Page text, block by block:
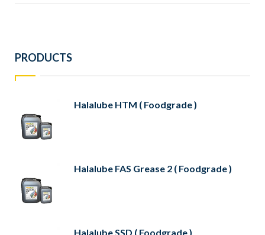
PRODUCTS
Halalube HTM ( Foodgrade )
Halalube FAS Grease 2 ( Foodgrade )
Halalube SSD ( Foodgrade )